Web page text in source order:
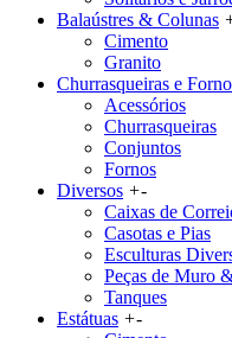
Balaústres & Colunas
Cimento
Granito
Churrasqueiras e
Acessórios
Churrasqueiras
Conjuntos
Fornos
Diversos +-
Caixas de
Casotas e Pias
Esculturas
Peças de Muro
Tanques
Estátuas +-